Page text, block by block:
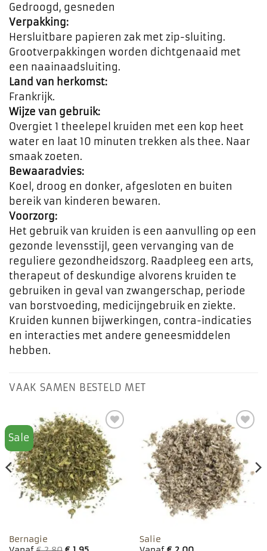
Gedroogd, gesneden
Verpakking:
Hersluitbare papieren zak met zip-sluiting.
Grootverpakkingen worden dichtgenaaid met
een naainaadsluiting.
Land van herkomst:
Frankrijk.
Wijze van gebruik:
Overgiet 1 theelepel kruiden met een kop heet
water en laat 10 minuten trekken als thee. Naar
smaak zoeten.
Bewaaradvies:
Koel, droog en donker, afgesloten en buiten
bereik van kinderen bewaren.
Voorzorg:
Het gebruik van kruiden is een aanvulling op een
gezonde levensstijl, geen vervanging van de
reguliere gezondheidszorg. Raadpleeg een arts,
therapeut of deskundige alvorens kruiden te
gebruiken in geval van zwangerschap, periode
van borstvoeding, medicijngebruik en ziekte.
Kruiden kunnen bijwerkingen, contra-indicaties
en interacties met andere geneesmiddelen
hebben.
VAAK SAMEN BESTELD MET
Sale
Toevoegen
aan
favorieten
Bernagie
Toevoegen
aan
favorieten
Salie